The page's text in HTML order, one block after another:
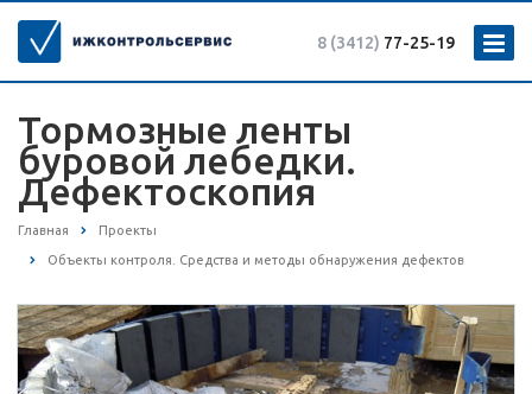
8 (3412) 77-25-19
Тормозные ленты
буровой лебедки.
Дефектоскопия
Главная Проекты
Объекты контроля. Средства и методы обнаружения дефектов